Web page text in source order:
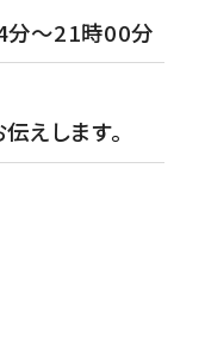
～21時00分
えします。